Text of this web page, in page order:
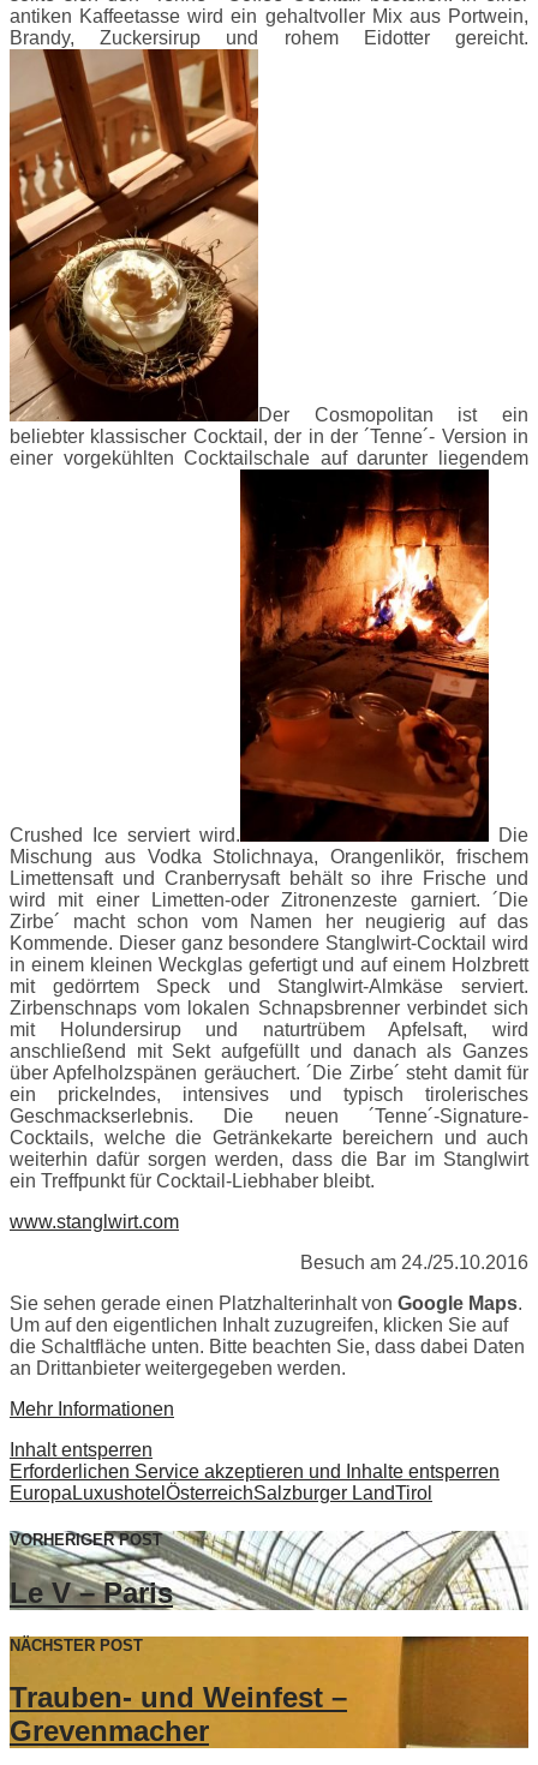
antiken Kaffeetasse wird ein gehaltvoller Mix aus Portwein,
Brandy, Zuckersirup und rohem Eidotter gereicht.
Der Cosmopolitan ist ein
beliebter klassischer Cocktail, der in der ´Tenne´- Version in
einer vorgekühlten Cocktailschale auf darunter liegendem
Crushed Ice serviert wird.
Die
Mischung aus Vodka Stolichnaya, Orangenlikör, frischem
Limettensaft und Cranberrysaft behält so ihre Frische und
wird mit einer Limetten-oder Zitronenzeste garniert. ´Die
Zirbe´ macht schon vom Namen her neugierig auf das
Kommende. Dieser ganz besondere Stanglwirt-Cocktail wird
in einem kleinen Weckglas gefertigt und auf einem Holzbrett
mit gedörrtem Speck und Stanglwirt-Almkäse serviert.
Zirbenschnaps vom lokalen Schnapsbrenner verbindet sich
mit Holundersirup und naturtrübem Apfelsaft, wird
anschließend mit Sekt aufgefüllt und danach als Ganzes
über Apfelholzspänen geräuchert. ´Die Zirbe´ steht damit für
ein prickelndes, intensives und typisch tirolerisches
Geschmackserlebnis. Die neuen ´Tenne´-Signature-
Cocktails, welche die Getränkekarte bereichern und auch
weiterhin dafür sorgen werden, dass die Bar im Stanglwirt
ein Treffpunkt für Cocktail-Liebhaber bleibt.
www.stanglwirt.com
Besuch am 24./25.10.2016
Sie sehen gerade einen Platzhalterinhalt von Google Maps.
Um auf den eigentlichen Inhalt zuzugreifen, klicken Sie auf
die Schaltfläche unten. Bitte beachten Sie, dass dabei Daten
an Drittanbieter weitergegeben werden.
Mehr Informationen
Inhalt entsperren
Erforderlichen Service akzeptieren und Inhalte entsperren
Europa Luxushotel ÖsterreichSalzburger LandTirol
VORHERIGER POST
Le V – Paris
NÄCHSTER POST
Trauben- und Weinfest –
Grevenmacher